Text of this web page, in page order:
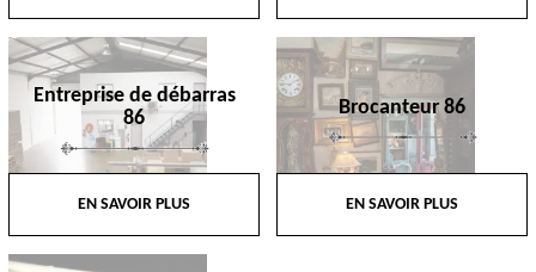
Entreprise de débarras
86
EN SAVOIR PLUS
Brocanteur 86
EN SAVOIR PLUS